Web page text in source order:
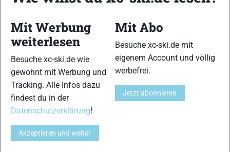
21
Mit Werbung
weiterlesen
Besuche xc-ski.de wie
gewohnt mit Werbung und
Tracking. Alle Infos dazu
findest du in der
Datenschutzerklärung!
Akzeptieren und weiter
Mit Abo
Besuche xc-ski.de mit
eigenem Account und völlig
werbefrei.
Jetzt abonnieren